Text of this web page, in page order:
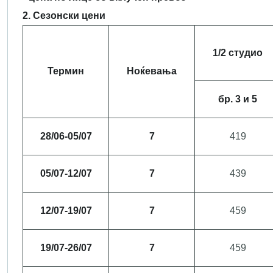
2. Сезонски цени
Термин Ноќевања
1/2 студио
бр. 3 и 5
28/06-05/07 7 419
05/07-12/07 7 439
12/07-19/07 7 459
19/07-26/07 7 459